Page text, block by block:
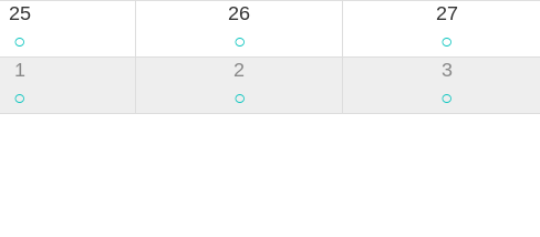
25
○
26
○
27
○
1
○
2
○
3
○